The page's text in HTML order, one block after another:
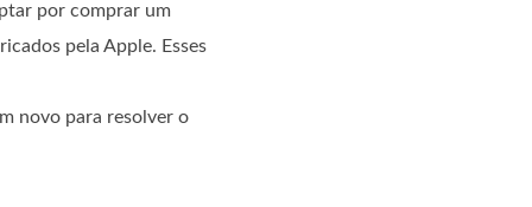
por comprar um
pela Apple. Esses
novo para resolver o